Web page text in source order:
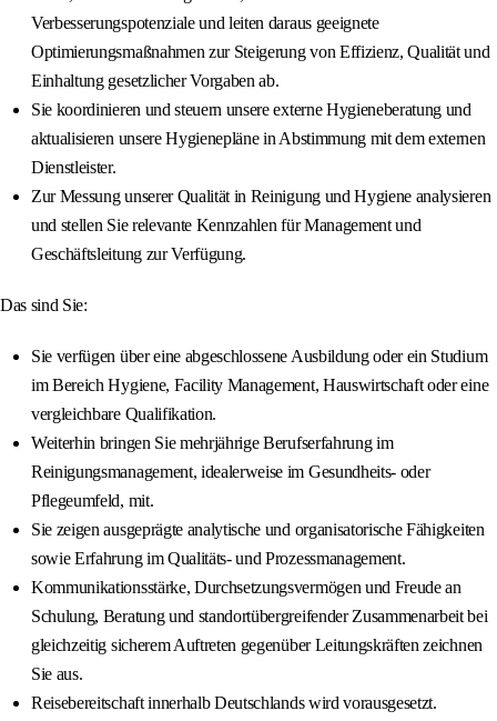
Verbesserungspotenziale und leiten daraus geeignete
Optimierungsmaßnahmen zur Steigerung von Effizienz, Qualität und
Einhaltung gesetzlicher Vorgaben ab.
Sie koordinieren und steuern unsere externe Hygieneberatung und
aktualisieren unsere Hygienepläne in Abstimmung mit dem externen
Dienstleister.
Zur Messung unserer Qualität in Reinigung und Hygiene analysieren
und stellen Sie relevante Kennzahlen für Management und
Geschäftsleitung zur Verfügung.
Das sind Sie:
Sie verfügen über eine abgeschlossene Ausbildung oder ein Studium
im Bereich Hygiene, Facility Management, Hauswirtschaft oder eine
vergleichbare Qualifikation.
Weiterhin bringen Sie mehrjährige Berufserfahrung im
Reinigungsmanagement, idealerweise im Gesundheits- oder
Pflegeumfeld, mit.
Sie zeigen ausgeprägte analytische und organisatorische Fähigkeiten
sowie Erfahrung im Qualitäts- und Prozessmanagement.
Kommunikationsstärke, Durchsetzungsvermögen und Freude an
Schulung, Beratung und standortübergreifender Zusammenarbeit bei
gleichzeitig sicherem Auftreten gegenüber Leitungskräften zeichnen
Sie aus.
Reisebereitschaft innerhalb Deutschlands wird vorausgesetzt.